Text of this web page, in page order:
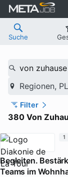
Suche
von
Regionen,
Filter
380 Von
Begleiten.
Teams im
1